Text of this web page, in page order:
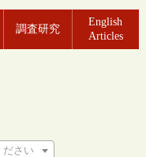
調査研究
English
Articles
ださい